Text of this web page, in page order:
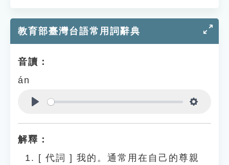
教育部臺灣台語常用詞辭典
音讀：
án
解釋：
[ 代詞 ] 我的。通常用在自己的尊親